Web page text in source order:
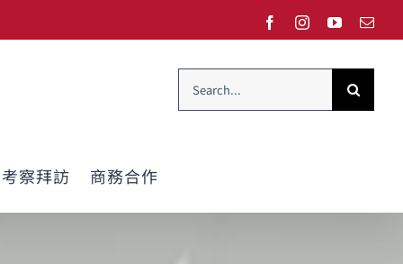
FacebookInstagramYouTube
Search
for:
考察拜訪 商務合作